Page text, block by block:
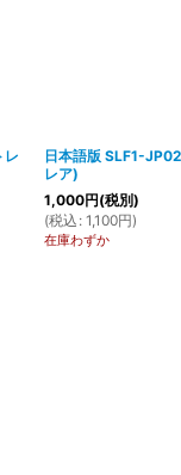
レ
日本語版 SLF1-
レア)
1,000円(税別)
(税込 : 1,100円)
在庫わずか